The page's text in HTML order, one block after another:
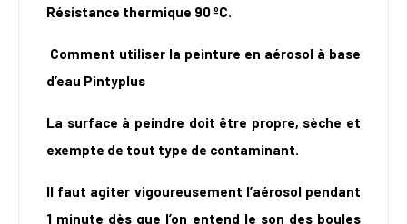
Résistance thermique 90 ºC.
Comment utiliser la peinture en aérosol à base
d’eau Pintyplus
La surface à peindre doit être propre, sèche et
exempte de tout type de contaminant.
Il faut agiter vigoureusement l’aérosol pendant
1 minute dès que l’on entend le son des boules